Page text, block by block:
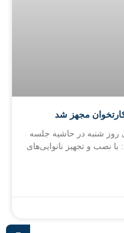
روز شنبه در حاشیه جلسه
با نصب و تجهیز نانوایی‌های